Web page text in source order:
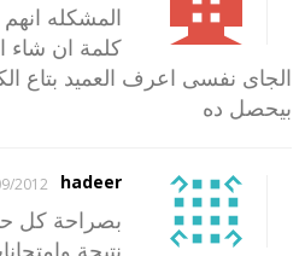
المشكله
كلمة ان شاء
الجاى نفسى اعرف العميد بتاع
بيحصل ده
hadeer
22:43
بصراحة كل
نتيجة